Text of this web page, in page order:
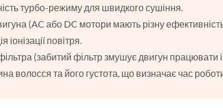
турбо-режиму для швидкого сушіння.
(AC або DC мотори мають різну
іонізації повітря.
(забитий фільтр змушує двигун працювати
волосся та його густота, що визначає час